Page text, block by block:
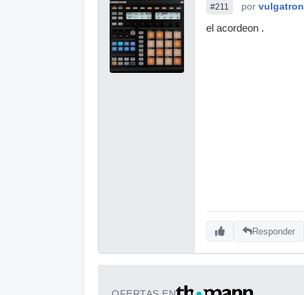
#211 por vulgatron
el acordeon .
Responder